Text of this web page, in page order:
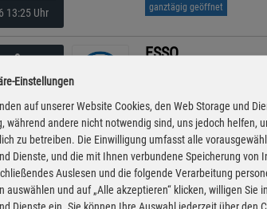
13:25 Uhr ganztägig geöffnet
9€ ESSO
9€
12:45 Uhr
TS am E-Center
Schäfflerstraße 1, 93309
ganztägig geöffnet
Einstellungen
auf unserer Website Cookies, den Web Storage und
während andere nicht notwendig sind, uns jedoch helfen,
zu betreiben. Die Einwilligung umfasst alle
Dienste, und die mit Ihnen verbundene Speicherung von
Auslesen und die folgende Verarbeitung
auswählen und auf „Alle akzeptieren“ klicken, willigen Sie
Dienste ein. Sie können Ihre Auswahl jederzeit über den